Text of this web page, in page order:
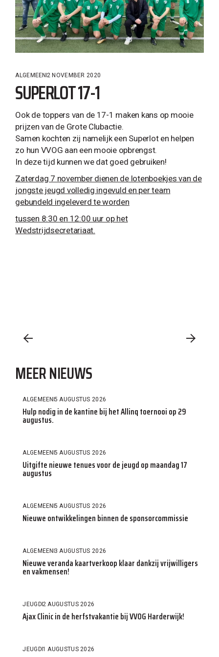
ALGEMEEN 2 NOVEMBER 2020
SUPERLOT 17-1
Ook de toppers van de 17-1 maken kans op mooie
prijzen van de Grote Clubactie.
Samen kochten zij namelijk een Superlot en helpen
zo hun VVOG aan een mooie opbrengst.
In deze tijd kunnen we dat goed gebruiken!
Zaterdag 7 november dienen de lotenboekjes van de
jongste jeugd volledig ingevuld en per team
gebundeld ingeleverd te worden
tussen 8:30 en 12:00 uur op het
Wedstrijdsecretariaat.
MEER NIEUWS
ALGEMEEN5 AUGUSTUS 2026
Hulp nodig in de kantine bij het Allinq toernooi op 29
augustus.
ALGEMEEN5 AUGUSTUS 2026
Uitgifte nieuwe tenues voor de jeugd op maandag 17
augustus
ALGEMEEN5 AUGUSTUS 2026
Nieuwe ontwikkelingen binnen de sponsorcommissie
ALGEMEEN3 AUGUSTUS 2026
Nieuwe veranda kaartverkoop klaar dankzij vrijwilligers
en vakmensen!
JEUGD2 AUGUSTUS 2026
Ajax Clinic in de herfstvakantie bij VVOG Harderwijk!
JEUGD1 AUGUSTUS 2026